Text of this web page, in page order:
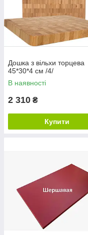
Дошка з вільхи торцева
45*30*4 см /4/
В наявності
2 310 ₴
Купити